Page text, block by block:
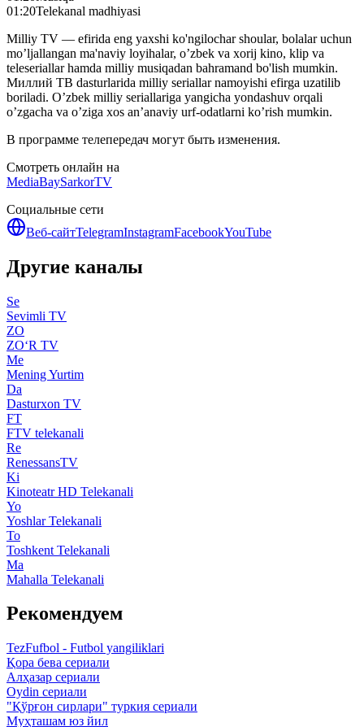
01:20Telekanal madhiyasi
Milliy TV — efirida eng yaxshi ko'ngilochar shoular, bolalar uchun
mo’ljallangan ma'naviy loyihalar, o’zbek va xorij kino, klip va
teleseriallar hamda milliy musiqadan bahramand bo'lish mumkin.
Миллий ТВ dasturlarida milliy seriallar namoyishi efirga uzatilib
boriladi. O’zbek milliy seriallariga yangicha yondashuv orqali
o’zgacha va o’ziga xos an’anaviy urf-odatlarni ko’rish mumkin.
В программе телепередач могут быть изменения.
Смотреть онлайн на
MediaBaySarkorTV
Социальные сети
Веб-сайтTelegramInstagramFacebookYouTube
Другие каналы
Se
Sevimli TV
ZO
ZO‘R TV
Me
Mening Yurtim
Da
Dasturxon TV
FT
FTV telekanali
Re
RenessansTV
Ki
Kinoteatr HD Telekanali
Yo
Yoshlar Telekanali
To
Toshkent Telekanali
Ma
Mahalla Telekanali
Рекомендуем
TezFufbol - Futbol yangiliklari
Қора бева сериали
Алҳазар сериали
Oydin сериали
"Қўрғон сирлари" туркия сериали
Муҳташам юз йил